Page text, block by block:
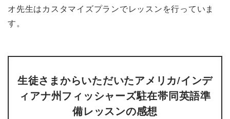
オ先生はカスタマイズプランでレッスンを行っていま
す。
生徒さまからいただいたアメリカ/インデ
ィアナ州フィッシャーズ駐在帯同英語準
備レッスンの感想